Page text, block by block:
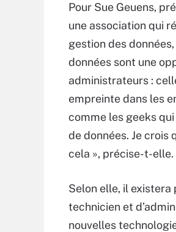
Pour Sue Geuens,
une association qui
gestion des
données sont une
administrateurs :
empreinte dans les
comme les geeks
de données. Je crois
cela », précise-t-elle.
Selon elle, il existera
technicien et
nouvelles